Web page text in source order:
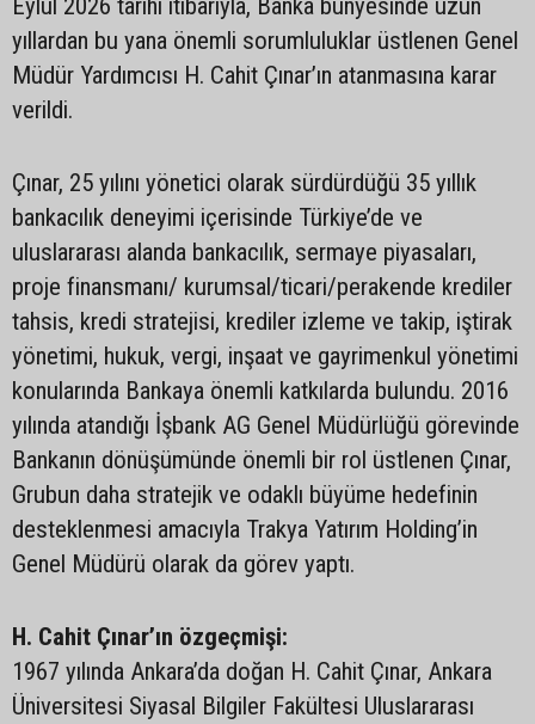
yıllardan bu yana önemli sorumluluklar üstlenen Genel
Müdür Yardımcısı H. Cahit Çınar’ın atanmasına karar
verildi.
Çınar, 25 yılını yönetici olarak sürdürdüğü 35 yıllık
bankacılık deneyimi içerisinde Türkiye’de ve
uluslararası alanda bankacılık, sermaye piyasaları,
proje finansmanı/ kurumsal/ticari/perakende krediler
tahsis, kredi stratejisi, krediler izleme ve takip, iştirak
yönetimi, hukuk, vergi, inşaat ve gayrimenkul yönetimi
konularında Bankaya önemli katkılarda bulundu. 2016
yılında atandığı İşbank AG Genel Müdürlüğü görevinde
Bankanın dönüşümünde önemli bir rol üstlenen Çınar,
Grubun daha stratejik ve odaklı büyüme hedefinin
desteklenmesi amacıyla Trakya Yatırım Holding’in
Genel Müdürü olarak da görev yaptı.
H. Cahit Çınar’ın özgeçmişi:
1967 yılında Ankara’da doğan H. Cahit Çınar, Ankara
Üniversitesi Siyasal Bilgiler Fakültesi Uluslararası